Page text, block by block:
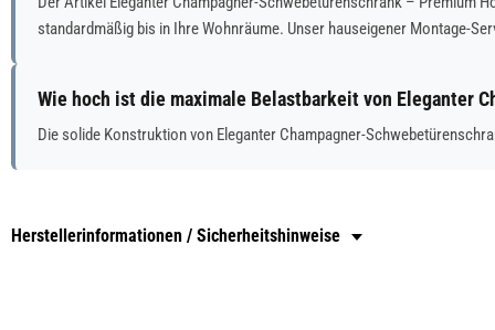
standardmäßig bis in Ihre Wohnräume. Unser hauseigener Montage-
Wie hoch ist die maximale Belastbarkeit von Eleganter
Die solide Konstruktion von Eleganter Champagner-
Herstellerinformationen / Sicherheitshinweise